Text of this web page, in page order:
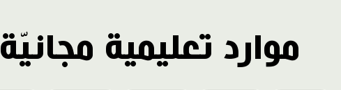
موارد تعليمية مجانيّة